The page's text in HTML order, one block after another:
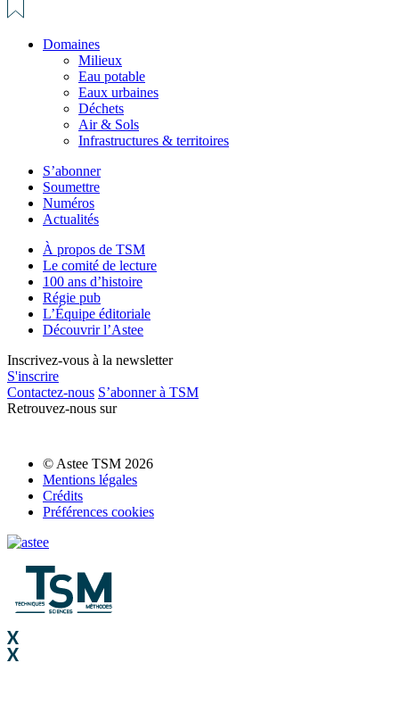
Domaines
Milieux
Eau potable
Eaux urbaines
Déchets
Air & Sols
Infrastructures & territoires
S’abonner
Soumettre
Numéros
Actualités
À propos de TSM
Le comité de lecture
100 ans d’histoire
Régie pub
L’Équipe éditoriale
Découvrir l’Astee
Inscrivez-vous à la newsletter
S'inscrire
Contactez-nous S’abonner à TSM
Retrouvez-nous sur
© Astee TSM 2026
Mentions légales
Crédits
Préférences cookies